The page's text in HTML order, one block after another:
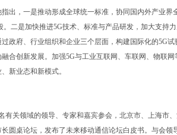
，一是推动形成全球统一标准，协同国内外产业界
。二是加快推进5G技术、标准与产品研发，加大支持
政府、行业组织和企业三个层面，构建国际化的5G
合创新发展。加强5G与工业互联网、车联网、物联
新业态和新模式。
关领域的领导、专家和嘉宾参会，北京市、上海市
圆桌论坛，发布了未来移动通信论坛白皮书。与会